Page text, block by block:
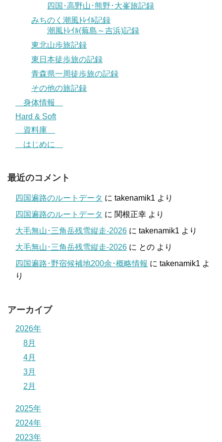
四国･高野山･熊野･大峯旅記録
みちのく潮風ﾄﾚｲﾙ記録
潮風ﾄﾚｲﾙ(蕪島～吉浜)記録
東北山歩旅記録
東日本徒歩旅の記録
青森県一周徒歩旅の記録
その他の旅記録
身体情報
Hard & Soft
資料庫
はじめに
最近のコメント
四国遍路のルートデータ に takenamik1 より
四国遍路のルートデータ に 関根正幸 より
大毛無山･三角岳残雪縦走-2026 に takenamik1 より
大毛無山･三角岳残雪縦走-2026 に との より
四国遍路･野宿候補地200余･概略情報 に takenamik1 よ
り
アーカイブ
2026年
8月
4月
3月
2月
2025年
2024年
2023年